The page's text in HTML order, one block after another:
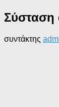
Σύσταση
συντάκτης